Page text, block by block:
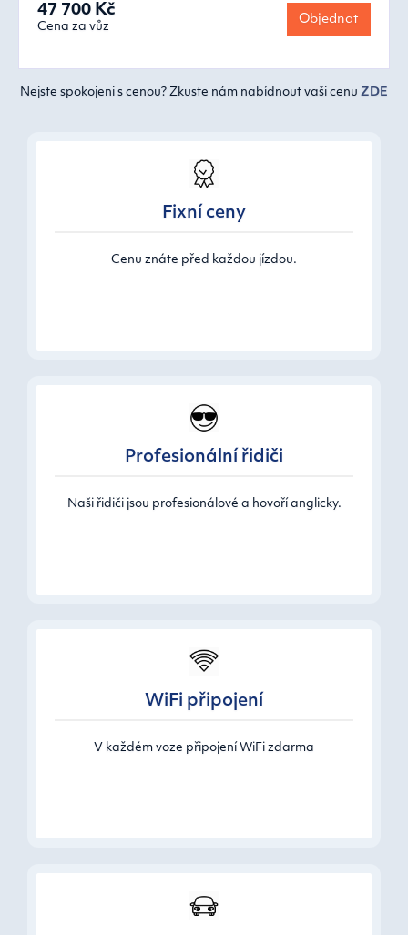
47 700 Kč
Cena za vůz
Objednat
Nejste spokojeni s cenou? Zkuste nám nabídnout vaši cenu ZDE
Fixní ceny
Cenu znáte před každou jízdou.
Profesionální řidiči
Naši řidiči jsou profesionálové a hovoří anglicky.
WiFi připojení
V každém voze připojení WiFi zdarma